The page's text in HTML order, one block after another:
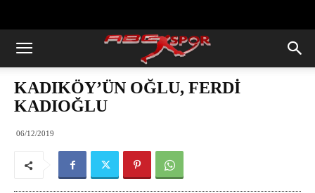
KADIKÖY’ÜN OĞLU, FERDİ
KADIOĞLU
06/12/2019